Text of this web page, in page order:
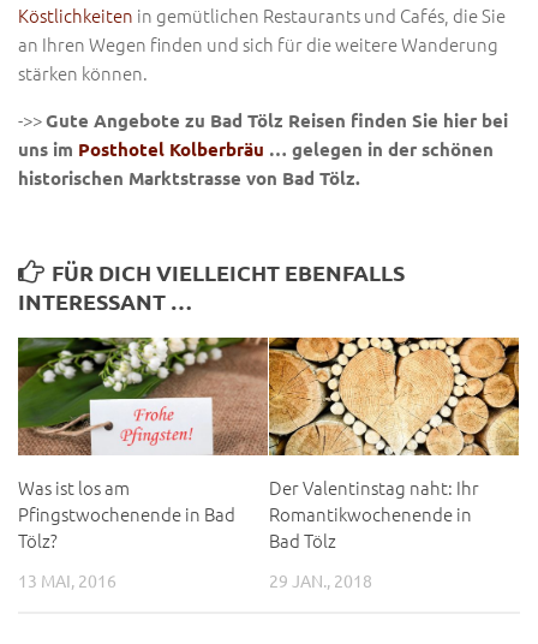
Köstlichkeiten in gemütlichen Restaurants und Cafés, die Sie
an Ihren Wegen finden und sich für die weitere Wanderung
stärken können.
->>Gute Angebote zu Bad Tölz Reisen finden Sie hier bei
uns im Posthotel Kolberbräu … gelegen in der schönen
historischen Marktstrasse von Bad Tölz.
FÜR DICH VIELLEICHT EBENFALLS
INTERESSANT …
Was ist los am
Pfingstwochenende in Bad
Tölz?
13 MAI, 2016
Der Valentinstag naht: Ihr
Romantikwochenende in
Bad Tölz
29 JAN., 2018